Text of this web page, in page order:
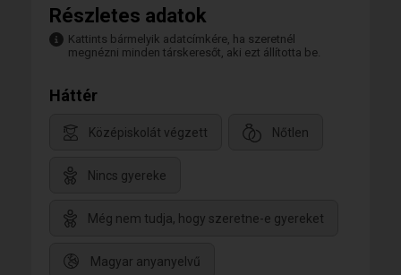
Részletes adatok
Kattints bármelyik adatcímkére, ha szeretnél
megnézni minden társkeresőt, aki ezt állította be.
Háttér
Középiskolát végzett Nőtlen
Nincs gyereke
Még nem tudja, hogy szeretne-e gyereket
Magyar anyanyelvű